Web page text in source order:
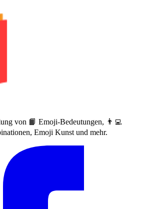
von 📙 Emoji-Bedeutungen, 👨‍💻
Emoji Kunst und mehr.